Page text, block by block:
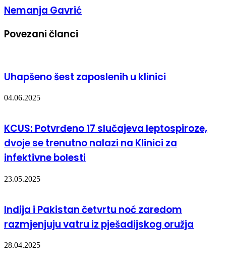
Nemanja Gavrić
Povezani članci
Uhapšeno šest zaposlenih u klinici
04.06.2025
KCUS: Potvrđeno 17 slučajeva leptospiroze,
dvoje se trenutno nalazi na Klinici za
infektivne bolesti
23.05.2025
Indija i Pakistan četvrtu noć zaredom
razmjenjuju vatru iz pješadijskog oružja
28.04.2025